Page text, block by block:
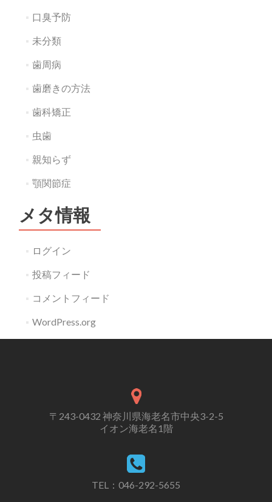
口臭予防
未分類
歯周病
歯磨きの方法
歯科矯正
虫歯
親知らず
顎関節症
メタ情報
ログイン
投稿フィード
コメントフィード
WordPress.org
〒243-0432 神奈川県海老名市中央3-2-5
イオン海老名1階
TEL：046-292-5655